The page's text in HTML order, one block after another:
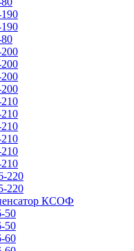
220
220
КСОФ
50
50
60